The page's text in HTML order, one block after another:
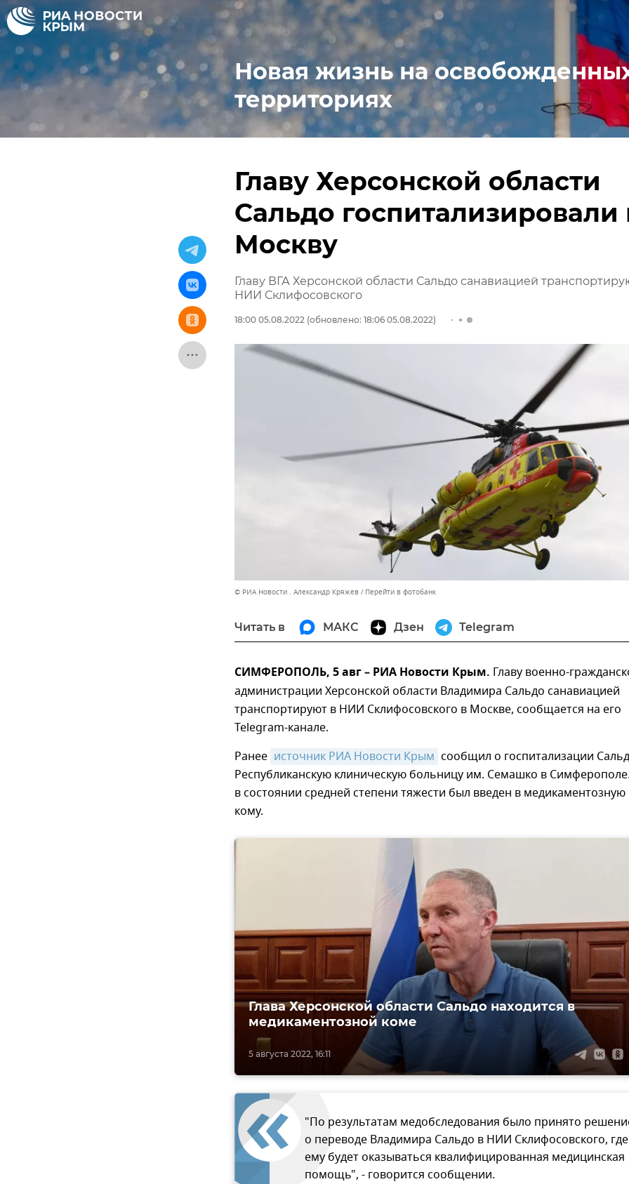
Новая жизнь на
территориях
Главу Херсонской области
Сальдо госпитализировали
Москву
Главу ВГА Херсонской области Сальдо санавиацией
НИИ Склифосовского
18:00 05.08.2022 (обновлено: 18:06 05.08.2022)
© РИА Новости . Александр Кряжев Перейти в фотобанк
Читать в МАКС Дзен Telegram
СИМФЕРОПОЛЬ, 5 авг – РИА Новости Крым. Главу военно-
администрации Херсонской области Владимира Сальдо санавиацией
транспортируют в НИИ Склифосовского в Москве, сообщается на его
Telegram-канале.
Ранее источник РИА Новости Крым сообщил о госпитализации
Республиканскую клиническую больницу им. Семашко в
в состоянии средней степени тяжести был введен в медикаментозную
кому.
5 августа 2022, 16:11
Глава Херсонской области Сальдо находится в
медикаментозной коме
"По результатам медобследования было принято
о переводе Владимира Сальдо в НИИ Склифосовского, где
ему будет оказываться квалифицированная медицинская
помощь", - говорится сообщении.